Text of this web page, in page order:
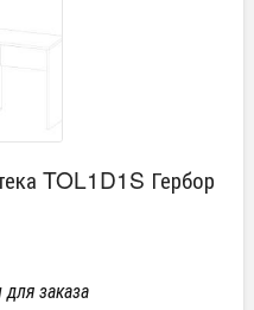
TOL1D1S Гербор
заказа